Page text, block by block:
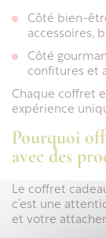
Côté bien-
accessoires,
Côté
confitures et
Chaque coffret
expérience
Pourquoi
avec des
Le coffret
c’est une
et votre